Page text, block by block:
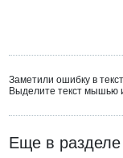
Заметили ошибку в
Выделите текст мышью
Еще в разделе